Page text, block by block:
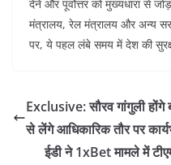
देने और पूर्वोत्तर को मुख्यधारा से
मंत्रालय, रेल मंत्रालय और अन्य
पर, ये पहल लंबे समय में देश की
Exclusive: सौरव गांगुली
से लेंगे आधिकारिक तौर पर
ईडी ने 1xBet मामले में